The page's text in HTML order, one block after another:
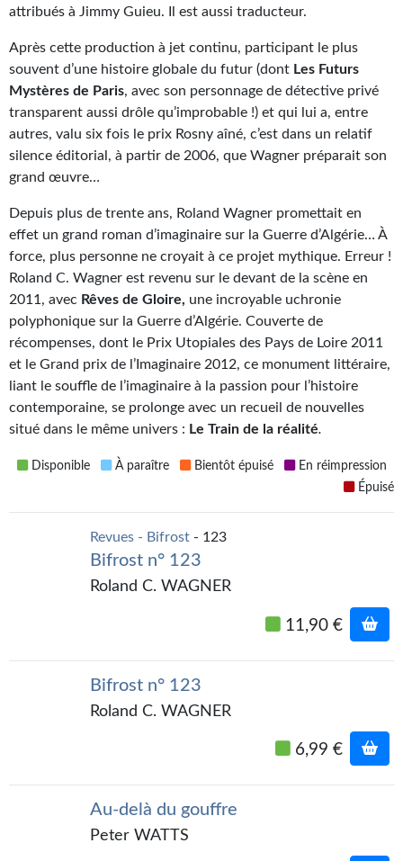
Étoiles vives
Yellow Submarine
NUMÉRIQUE
Romans et recueils
Une Heure-Lumière
Nouvelles
Bifrost
Livres audio
Gratuit
Sans DRM
En numérique
Les critiques
Tirages d’art Une Heure-Lumière
attribués à Jimmy Guieu. Il est aussi traducteur.
Après cette production à jet continu, participant le plus
souvent d’une histoire globale du futur (dont Les Futurs
Mystères de Paris, avec son personnage de détective privé
transparent aussi drôle qu’improbable !) et qui lui a, entre
autres, valu six fois le prix Rosny aîné, c’est dans un relatif
silence éditorial, à partir de 2006, que Wagner préparait son
grand œuvre…
Depuis plus de trente ans, Roland Wagner promettait en
effet un grand roman d’imaginaire sur la Guerre d’Algérie… À
force, plus personne ne croyait à ce projet mythique. Erreur !
Roland C. Wagner est revenu sur le devant de la scène en
2011, avec Rêves de Gloire, une incroyable uchronie
polyphonique sur la Guerre d’Algérie. Couverte de
récompenses, dont le Prix Utopiales des Pays de Loire 2011
et le Grand prix de l’Imaginaire 2012, ce monument littéraire,
liant le souffle de l’imaginaire à la passion pour l’histoire
contemporaine, se prolonge avec un recueil de nouvelles
situé dans le même univers : Le Train de la réalité.
Disponible À paraître Bientôt épuisé
En réimpression
Épuisé
Revues - Bifrost - 123
Bifrost n° 123
Roland C. WAGNER
11,90 €
Bifrost n° 123
Roland C. WAGNER
6,99 €
Au-delà du gouffre
Peter WATTS